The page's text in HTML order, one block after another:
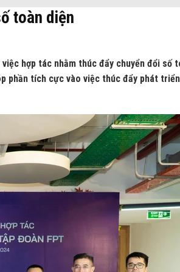
toàn diện
hợp tác nhằm thúc đẩy chuyển đổi số
phần tích cực vào việc thúc đẩy phát triển